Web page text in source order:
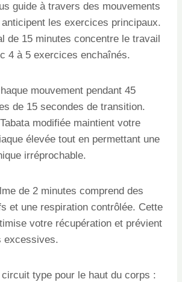
guide à travers des mouvements
les exercices principaux.
de 15 minutes concentre le travail
4 à 5 exercices enchaînés.
mouvement pendant 45
de 15 secondes de transition.
modifiée maintient votre
élevée tout en permettant une
irréprochable.
de 2 minutes comprend des
et une respiration contrôlée. Cette
votre récupération et prévient
excessives.
type pour le haut du corps :